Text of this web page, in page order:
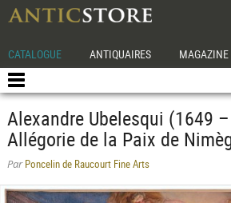
CATALOGUE ANTIQUAIRES MAGAZINE
Alexandre Ubelesqui (1649
Allégorie de la Paix de
ParPoncelin de Raucourt Fine Arts